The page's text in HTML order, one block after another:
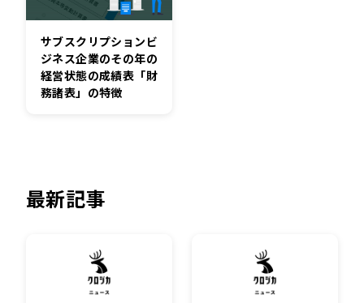
サブスクリプションビ
ジネス企業のその年の
経営状態の成績表「財
務諸表」の特徴
最新記事